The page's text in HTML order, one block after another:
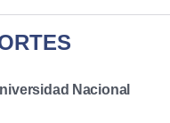
Nacional